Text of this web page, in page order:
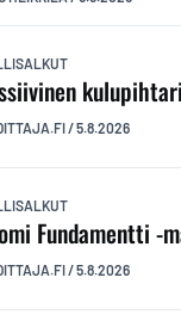
/5.8.2026
Fundamentti -
/5.8.2026